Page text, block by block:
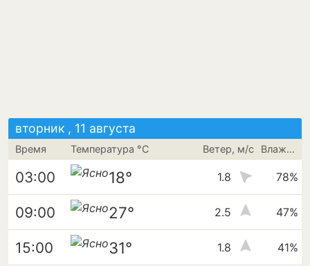
вторник , 11 августа
Время Температура °C Ветер, м/с Влажность
03:00 18° 1.8 78%
09:00 27° 2.5 47%
15:00 31° 1.8 41%